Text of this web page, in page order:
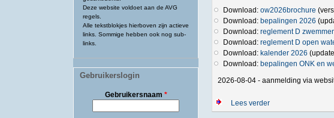
Deze website voldoet aan de AVG
regels.
Alle tekstblokjes hierboven zijn actieve
links. Sommige hebben ook nog sub-
links.
Gebruikerslogin
Gebruikersnaam *
Download:ow2026brochure
Download: bepalingen 2026
Download:reglement D
Download:reglement D open
Download: kalender 2026
Download: bepalingen ONK en
2026-08-04 - aanmelding via
Lees verderover Nederlandse